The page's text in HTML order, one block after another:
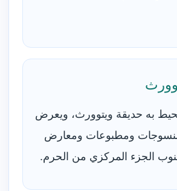
به حديقة ويتوورث، ويعرض
ومنسوجات ومطبوعات ومعارض
الجزء المركزي من الحرم.